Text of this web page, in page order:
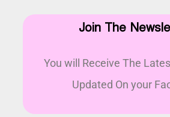
Join The
You will Receive The
Updated On your